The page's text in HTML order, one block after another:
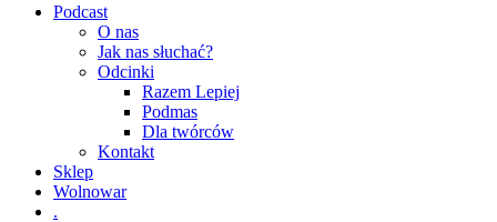
Podcast
O nas
Jak nas słuchać?
Odcinki
Razem Lepiej
Podmas
Dla twórców
Kontakt
Sklep
Wolnowar
.